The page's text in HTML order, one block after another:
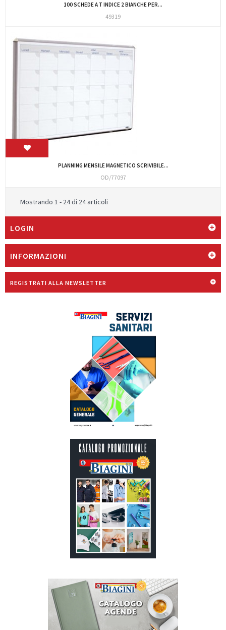
100 SCHEDE A T INDICE 2 BIANCHE PER...
49319
PLANNING MENSILE MAGNETICO SCRIVIBILE...
OD/77097
Mostrando 1 - 24 di 24 articoli
LOGIN
INFORMAZIONI
REGISTRATI ALLA NEWSLETTER